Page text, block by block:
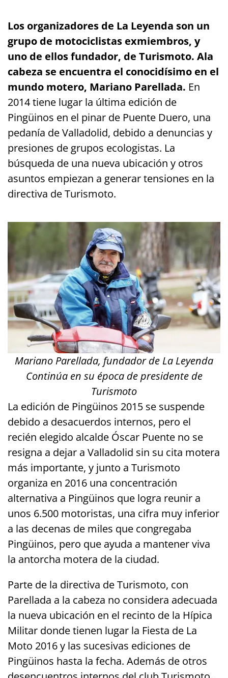
Los organizadores de La Leyenda son un
grupo de motociclistas exmiembros, y
uno de ellos fundador, de Turismoto. Ala
cabeza se encuentra el conocidísimo en el
mundo motero, Mariano Parellada. En
2014 tiene lugar la última edición de
Pingüinos en el pinar de Puente Duero, una
pedanía de Valladolid, debido a denuncias y
presiones de grupos ecologistas. La
búsqueda de una nueva ubicación y otros
asuntos empiezan a generar tensiones en la
directiva de Turismoto.
Mariano Parellada, fundador de La Leyenda
Continúa en su época de presidente de
Turismoto
La edición de Pingüinos 2015 se suspende
debido a desacuerdos internos, pero el
recién elegido alcalde Óscar Puente no se
resigna a dejar a Valladolid sin su cita motera
más importante, y junto a Turismoto
organiza en 2016 una concentración
alternativa a Pingüinos que logra reunir a
unos 6.500 motoristas, una cifra muy inferior
a las decenas de miles que congregaba
Pingüinos, pero que ayuda a mantener viva
la antorcha motera de la ciudad.
Parte de la directiva de Turismoto, con
Parellada a la cabeza no considera adecuada
la nueva ubicación en el recinto de la Hípica
Militar donde tienen lugar la Fiesta de La
Moto 2016 y las sucesivas ediciones de
Pingüinos hasta la fecha. Además de otros